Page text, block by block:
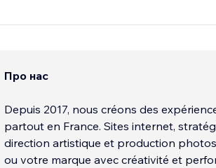
Про нас
Depuis 2017, nous créons des
partout en France. Sites internet,
direction artistique et production
ou votre marque avec créativité et